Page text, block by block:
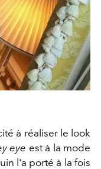
à réaliser le look
eye est à la mode
l'a porté à la fois